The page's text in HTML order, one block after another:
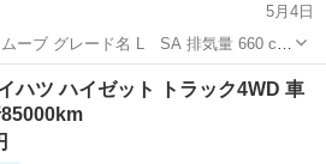
5月4日
走行距離
ハツ ハイゼット トラック4WD 車